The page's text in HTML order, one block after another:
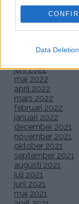
Data Deletion
december 2022
november 2022
oktober 2022
augusti 2022
juni 2022
maj 2022
april 2022
mars 2022
februari 2022
januari 2022
december 2021
november 2021
oktober 2021
september 2021
augusti 2021
juli 2021
juni 2021
maj 2021